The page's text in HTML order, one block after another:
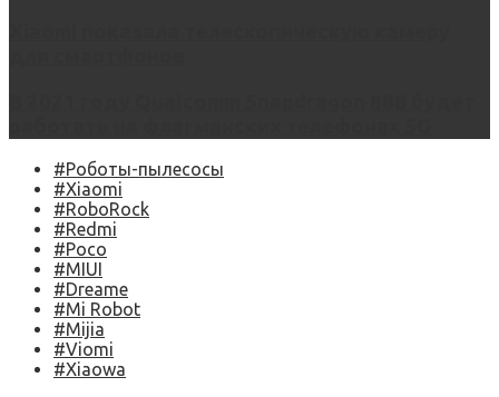
#Роботы-пылесосы
#Xiaomi
#RoboRock
#Redmi
#Poco
#MIUI
#Dreame
#Mi Robot
#Mijia
#Viomi
#Xiaowa